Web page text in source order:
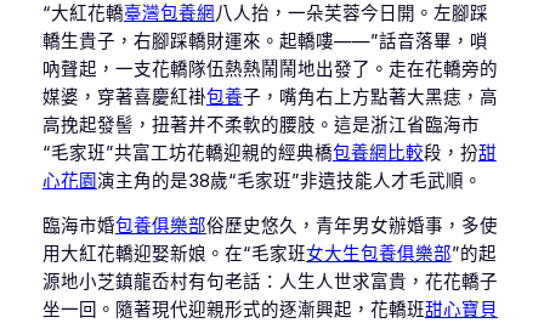
“大紅花轎臺灣包養網 八人抬，一朵芙蓉今日開。左腳踩
轎生貴子，右腳踩轎財運來。起轎嘍——”話音落畢，嗩
吶聲起，一支花轎隊伍熱熱鬧鬧地出發了。走在花轎旁的
媒婆，穿著喜慶紅褂包養子，嘴角右上方點著大黑痣，高
高挽起發髻，扭著并不柔軟的腰肢。這是浙江省臨海市
“毛家班”共富工坊花轎迎親的經典橋包養網比較段，扮甜
心花園演主角的是38歲“毛家班”非遺技能人才毛武順。
臨海市婚包養俱樂部俗歷史悠久，青年男女辦婚事，多使
用大紅花轎迎娶新娘。在“毛家班女大生包養俱樂部”的起
源地小芝鎮龍岙村有句老話：人生人世求富貴，花花轎子
坐一回。隨著現代迎親形式的逐漸興起，花轎班甜心寶貝